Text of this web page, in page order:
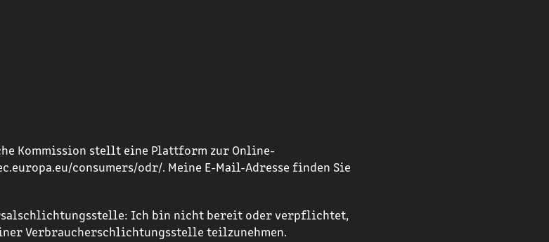
Kommission stellt eine Plattform zur Online-
consumers/odr/. Meine E-Mail-Adresse finden Sie
Ich bin nicht bereit oder verpflichtet,
Verbraucherschlichtungsstelle teilzunehmen.